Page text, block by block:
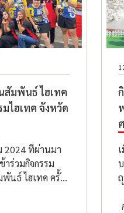
สัมพันธ์ ไฮเทค
ไฮเทค จังหวัด
2024 ที่ผ่านมา
ร่วมกิจกรรม
พันธ์ ไฮเทค ครั้ง
มงานวิ่งครั้งนี้